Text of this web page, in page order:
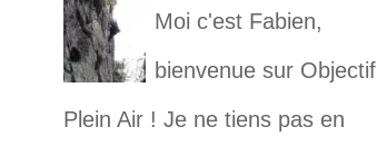
Moi c'est Fabien,
bienvenue sur Objectif
Plein Air ! Je ne tiens pas en